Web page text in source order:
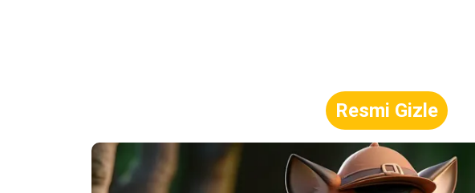
Resmi Gizle